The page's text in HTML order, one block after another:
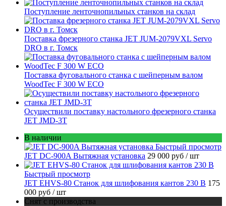
Поступление ленточнопильных станков на склад
Поставка фрезерного станка JET JUM-2079VXL Servo
DRO в г. Томск
Поставка фуговального станка с шейперным валом
WoodTec F 300 W ECO
Осуществили поставку настольного фрезерного станка
JET JMD-3T
В наличии
Быстрый просмотр
JET DC-900A Вытяжная установка 29 000 руб / шт
Быстрый просмотр
JET EHVS-80 Станок для шлифования кантов 230 В 175
000 руб / шт
Снят с производства